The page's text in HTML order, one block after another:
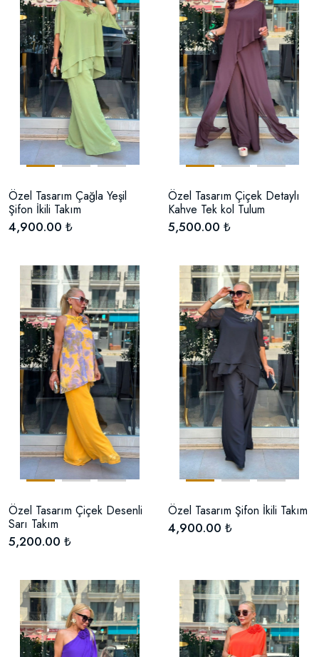
Özel Tasarım Çağla Yeşil
Şifon İkili Takım
4,900.00 ₺
Özel Tasarım Çiçek Detaylı
Kahve Tek kol Tulum
5,500.00 ₺
Özel Tasarım Çiçek Desenli
Sarı Takım
5,200.00 ₺
Özel Tasarım Şifon İkili Takım
4,900.00 ₺